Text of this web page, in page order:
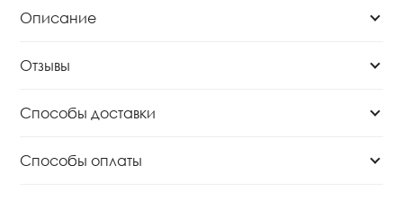
Описание
Отзывы
Способы доставки
Способы оплаты